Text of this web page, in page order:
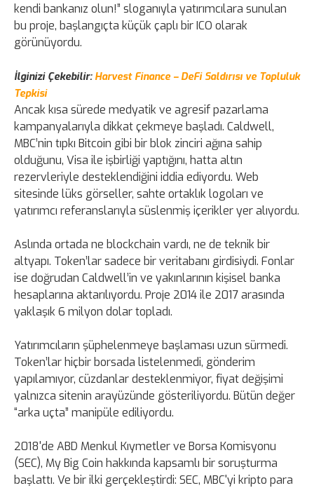
kendi bankanız olun!” sloganıyla yatırımcılara sunulan
bu proje, başlangıçta küçük çaplı bir ICO olarak
görünüyordu.
İlginizi Çekebilir: Harvest Finance – DeFi Saldırısı ve Topluluk
Tepkisi
Ancak kısa sürede medyatik ve agresif pazarlama
kampanyalarıyla dikkat çekmeye başladı. Caldwell,
MBC’nin tıpkı Bitcoin gibi bir blok zinciri ağına sahip
olduğunu, Visa ile işbirliği yaptığını, hatta altın
rezervleriyle desteklendiğini iddia ediyordu. Web
sitesinde lüks görseller, sahte ortaklık logoları ve
yatırımcı referanslarıyla süslenmiş içerikler yer alıyordu.
Aslında ortada ne blockchain vardı, ne de teknik bir
altyapı. Token’lar sadece bir veritabanı girdisiydi. Fonlar
ise doğrudan Caldwell’in ve yakınlarının kişisel banka
hesaplarına aktarılıyordu. Proje 2014 ile 2017 arasında
yaklaşık 6 milyon dolar topladı.
Yatırımcıların şüphelenmeye başlaması uzun sürmedi.
Token’lar hiçbir borsada listelenmedi, gönderim
yapılamıyor, cüzdanlar desteklenmiyor, fiyat değişimi
yalnızca sitenin arayüzünde gösteriliyordu. Bütün değer
“arka uçta” manipüle ediliyordu.
2018'de ABD Menkul Kıymetler ve Borsa Komisyonu
(SEC), My Big Coin hakkında kapsamlı bir soruşturma
başlattı. Ve bir ilki gerçekleştirdi: SEC, MBC'yi kripto para